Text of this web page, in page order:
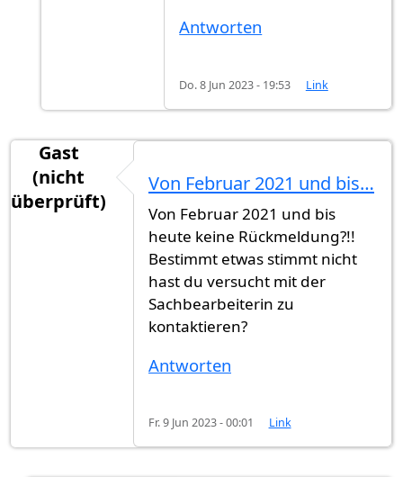
Antworten
Do. 8 Jun 2023 - 19:53 Link
Gast
(nicht
überprüft)
Von Februar 2021 und bis…
Von Februar 2021 und bis
heute keine Rückmeldung?!!
Bestimmt etwas stimmt nicht
hast du versucht mit der
Sachbearbeiterin zu
kontaktieren?
Antworten
Fr. 9 Jun 2023 - 00:01 Link